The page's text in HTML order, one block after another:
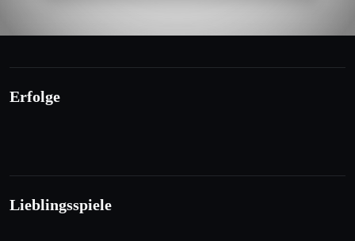
Erfolge
Lieblingsspiele